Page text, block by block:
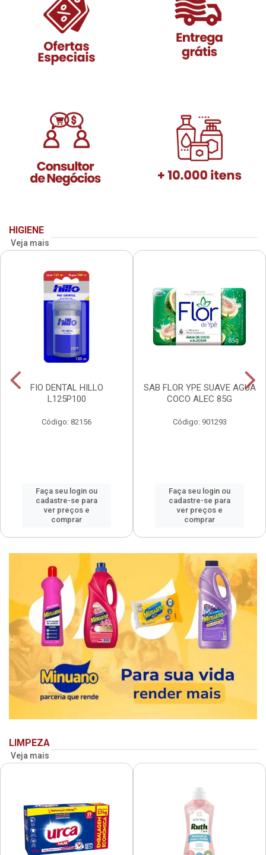
HIGIENE
Veja mais
FIO DENTAL HILLO
L125P100
Código: 82156
Faça seu login ou
cadastre-se para
ver preços e
comprar
SAB FLOR YPE SUAVE AGUA
COCO ALEC 85G
Código: 901293
Faça seu login ou
cadastre-se para
ver preços e
comprar
LIMPEZA
Veja mais